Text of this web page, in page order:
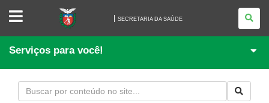
SECRETARIA
SECRETARIA DA SAÚDE
Serviços para você!